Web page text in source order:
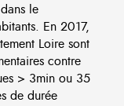
le
En 2017,
Loire sont
contre
> 3min ou 35
de durée